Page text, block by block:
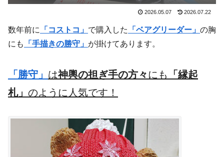
2026.05.07 2026.07.22
数年前に 「コストコ」 で購入した 「ベアグリーダー」 の胸
にも
「手描きの勝守」 が掛けてあります。
「勝守」 は神輿の担ぎ手の方々 にも
「縁起
札」 のように人気です！